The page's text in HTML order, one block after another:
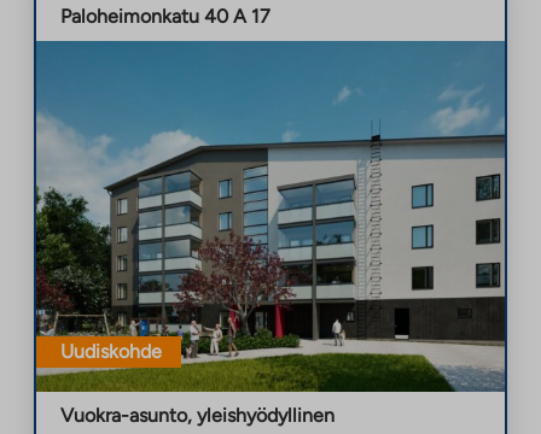
Paloheimonkatu 40 A 17
Uudiskohde
Vuokra-asunto, yleishyödyllinen